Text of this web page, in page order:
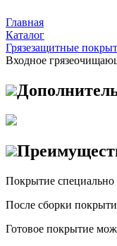
Главная
Каталог
Грязезащитные
Входное
Покрытие специально
После сборки
Готовое покрытие